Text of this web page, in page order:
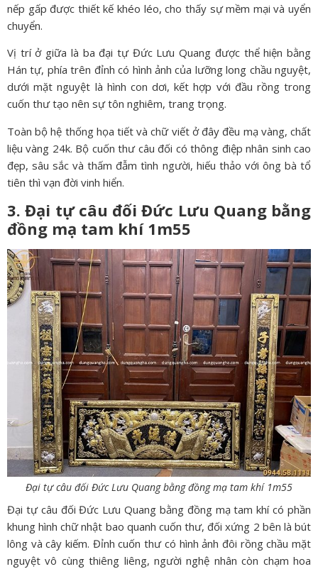
nếp gấp được thiết kế khéo léo, cho thấy sự mềm mại và uyển
chuyển.
Vị trí ở giữa là ba đại tự Đức Lưu Quang được thể hiện bằng
Hán tự, phía trên đỉnh có hình ảnh của lưỡng long chầu nguyệt,
dưới mặt nguyệt là hình con dơi, kết hợp với đầu rồng trong
cuốn thư tạo nên sự tôn nghiêm, trang trọng.
Toàn bộ hệ thống họa tiết và chữ viết ở đây đều mạ vàng, chất
liệu vàng 24k. Bộ cuốn thư câu đối có thông điệp nhân sinh cao
đẹp, sâu sắc và thấm đẫm tình người, hiếu thảo với ông bà tổ
tiên thì vạn đời vinh hiển.
3. Đại tự câu đối Đức Lưu Quang bằng
đồng mạ tam khí 1m55
Đại tự câu đối Đức Lưu Quang bằng đồng mạ tam khí 1m55
Đại tự câu đối Đức Lưu Quang bằng đồng mạ tam khí có phần
khung hình chữ nhật bao quanh cuốn thư, đối xứng 2 bên là bút
lông và cây kiếm. Đỉnh cuốn thư có hình ảnh đôi rồng chầu mặt
nguyệt vô cùng thiêng liêng, người nghệ nhân còn chạm hoa